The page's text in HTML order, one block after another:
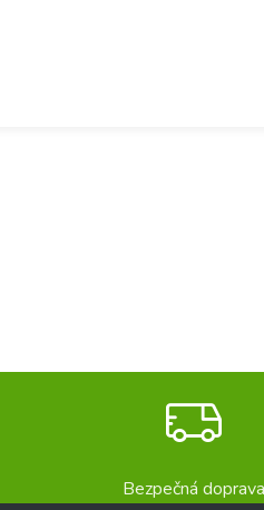
Bezpečná doprava